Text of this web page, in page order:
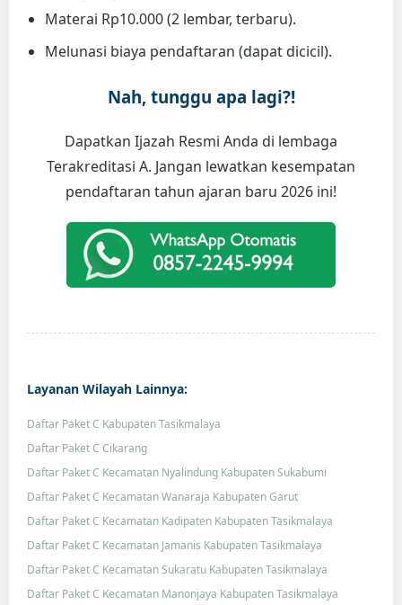
Materai Rp10.000 (2 lembar, terbaru).
Melunasi biaya pendaftaran (dapat dicicil).
Nah, tunggu apa lagi?!
Dapatkan Ijazah Resmi Anda di lembaga
Terakreditasi A. Jangan lewatkan kesempatan
pendaftaran tahun ajaran baru 2026 ini!
Layanan Wilayah Lainnya:
Daftar Paket C Kabupaten Tasikmalaya
Daftar Paket C Cikarang
Daftar Paket C Kecamatan Nyalindung Kabupaten Sukabumi
Daftar Paket C Kecamatan Wanaraja Kabupaten Garut
Daftar Paket C Kecamatan Kadipaten Kabupaten Tasikmalaya
Daftar Paket C Kecamatan Jamanis Kabupaten Tasikmalaya
Daftar Paket C Kecamatan Sukaratu Kabupaten Tasikmalaya
Daftar Paket C Kecamatan Manonjaya Kabupaten Tasikmalaya